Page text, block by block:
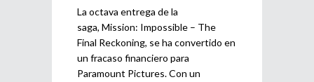
La octava entrega de la
saga, Mission: Impossible – The
Final Reckoning, se ha convertido en
un fracaso financiero para
Paramount Pictures. Con un